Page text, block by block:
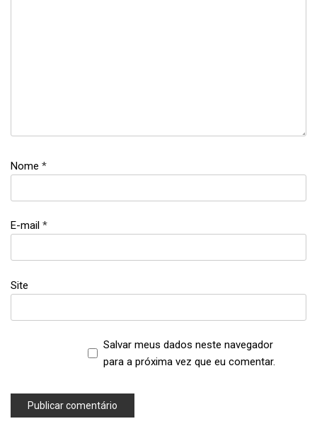
Stromae
Nome *
E-mail *
Site
Salvar meus dados neste navegador
para a próxima vez que eu comentar.